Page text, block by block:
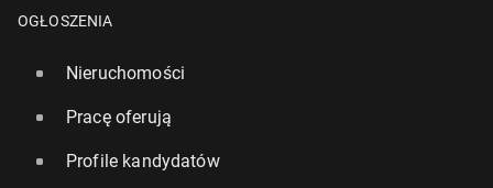
OGŁOSZENIA
Nieruchomości
Pracę oferują
Profile kandydatów